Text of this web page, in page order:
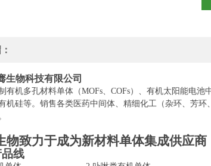
生物科技有限公司
有机多孔材料单体（MOFs、COFs）、有机太阳能电
机硅等。销售各类医药中间体、精细化工（杂环、芳
致力于成为新材料单体集成供应商
线